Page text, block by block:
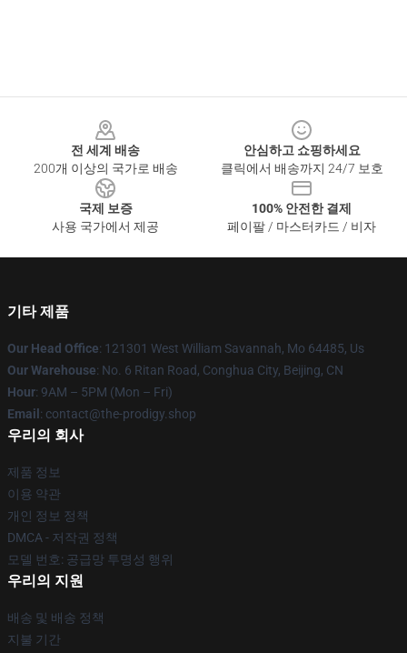
전 세계 배송
200개 이상의 국가로 배송
안심하고 쇼핑하세요
클릭에서 배송까지 24/7 보호
국제 보증
사용 국가에서 제공
100% 안전한 결제
페이팔 / 마스터카드 / 비자
기타 제품
Our Head Office: 121301 West William Savannah, Mo 64485, Us
Our Warehouse: No. 6 Ritan Road, Conghua City, Beijing, CN
Hour: 9AM – 5PM (Mon – Fri)
Email : contact@the-prodigy.shop
우리의 회사
제품 정보
이용 약관
개인 정보 정책
DMCA - 저작권 정책
모델 번호: 공급망 투명성 행위
우리의 지원
배송 및 배송 정책
지불 기간